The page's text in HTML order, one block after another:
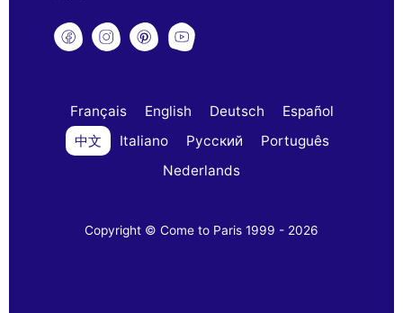
Français English Deutsch
Español
中文
Italiano Русский
Português
Nederlands
Copyright © Come to Paris 1999 - 2026